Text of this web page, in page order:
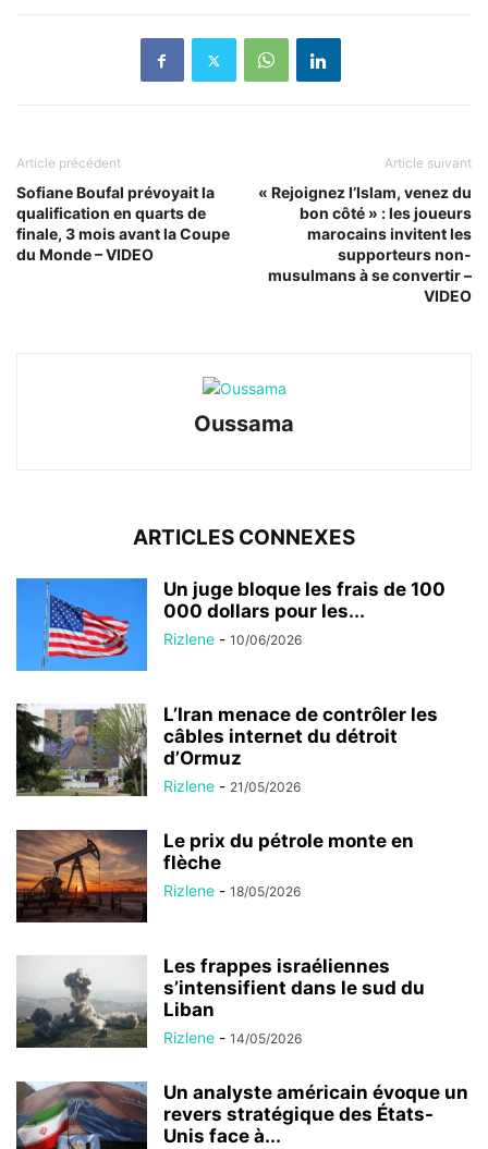
Article précédent
Sofiane Boufal prévoyait la
qualification en quarts de
finale, 3 mois avant la Coupe
du Monde – VIDEO
Article suivant
« Rejoignez l’Islam, venez du
bon côté » : les joueurs
marocains invitent les
supporteurs non-
musulmans à se convertir –
VIDEO
Oussama
ARTICLES CONNEXES
Un juge bloque les frais de 100
000 dollars pour les...
Rizlene - 10/06/2026
L’Iran menace de contrôler les
câbles internet du détroit
d’Ormuz
Rizlene - 21/05/2026
Le prix du pétrole monte en
flèche
Rizlene - 18/05/2026
Les frappes israéliennes
s’intensifient dans le sud du
Liban
Rizlene - 14/05/2026
Un analyste américain évoque un
revers stratégique des États-
Unis face à...